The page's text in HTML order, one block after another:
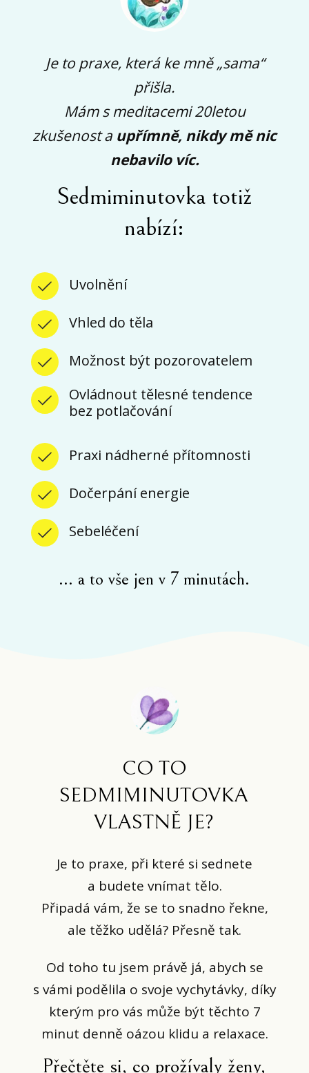
Je to praxe, která ke mně „sama“
přišla.
Mám s meditacemi 20letou
zkušenost a upřímně, nikdy mě nic
nebavilo víc.
Sedmiminutovka totiž
nabízí:
Uvolnění
Vhled do těla
Možnost být pozorovatelem
Ovládnout tělesné tendence
bez potlačování
Praxi nádherné přítomnosti
Dočerpání energie
Sebeléčení
... a to vše jen v 7 minutách.
CO TO
SEDMIMINUTOVKA
VLASTNĚ JE?
Je to praxe, při které si sednete
a budete vnímat tělo.
Připadá vám, že se to snadno řekne,
ale těžko udělá? Přesně tak.
Od toho tu jsem právě já, abych se
s vámi podělila o svoje vychytávky, díky
kterým pro vás může být těchto 7
minut denně oázou klidu a relaxace.
Přečtěte si, co prožívaly ženy,